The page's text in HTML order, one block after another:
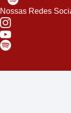
Nossas Redes